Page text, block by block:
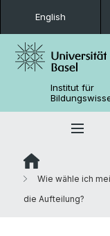
English
Institut für
Wie wähle ich
die Aufteilung?